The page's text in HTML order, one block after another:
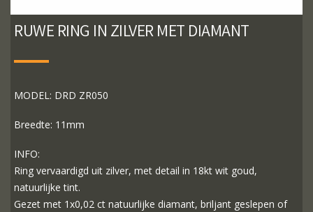
RUWE RING IN ZILVER MET DIAMANT
MODEL: DRD ZR050
Breedte: 11mm
INFO:
Ring vervaardigd uit zilver, met detail in 18kt wit goud,
natuurlijke tint.
Gezet met 1x0,02 ct natuurlijke diamant, briljant geslepen of